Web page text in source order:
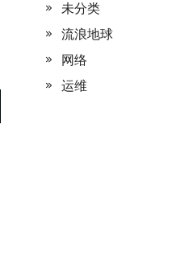
未分类
流浪地球
网络
运维